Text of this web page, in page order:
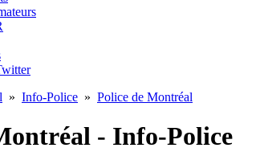
» Info-Police » Police de Montréal
- Info-Police